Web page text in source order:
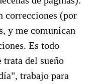
correcciones (por
y me comunican
Es todo
trata del sueño
trabajo para